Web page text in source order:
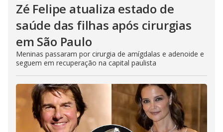
Zé Felipe atualiza estado de
saúde das filhas após cirurgias
em São Paulo
Meninas passaram por cirurgia de amígdalas e adenoide e
seguem em recuperação na capital paulista